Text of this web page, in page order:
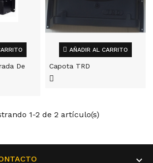
De
AÑADIR AL CARRITO
Capota TRD
1-2 de 2 artículo(s)